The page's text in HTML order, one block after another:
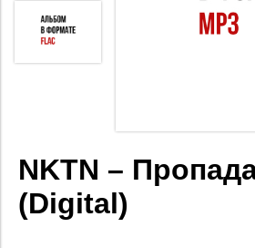
NKTN –
(Digital)